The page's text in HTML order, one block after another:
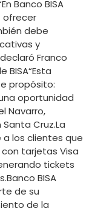
Banco BISA
ofrecer
debe
y
Franco
BISA“Esta
propósito:
oportunidad
Navarro,
Cruz.La
los clientes que
tarjetas Visa
tickets
BISA
de su
de la